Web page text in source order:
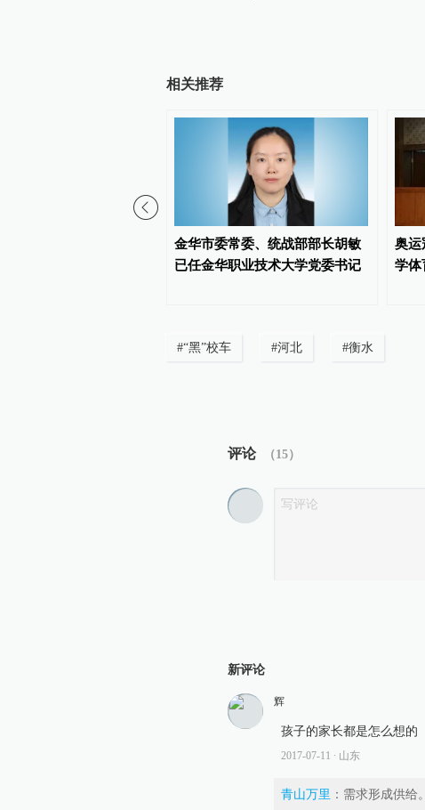
相关推荐
金华市委常委、统战部部长胡敏
已任金华职业技术大学党委书记
奥运
学体
#“黑”校车 #河北 #衡水
评论 （15）
新评论
辉
孩子的家长都是怎么想的
2017-07-11 ∙ 山东
青山万里 ： 需求形成供给。